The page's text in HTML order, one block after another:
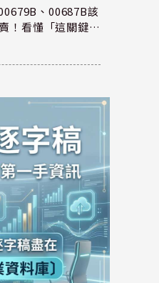
、00687B該
！看懂「這關鍵」